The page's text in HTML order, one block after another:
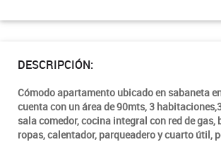
DESCRIPCIÓN:
Cómodo apartamento ubicado en sabaneta
cuenta con un área de 90mts, 3
sala comedor, cocina integral con red de gas,
ropas, calentador, parqueadero y cuarto útil,